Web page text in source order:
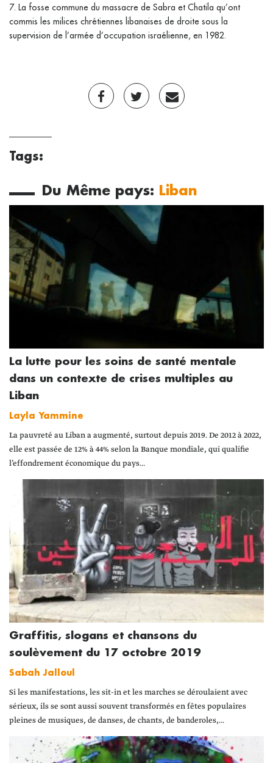
7. La fosse commune du massacre de Sabra et Chatila qu’ont
commis les milices chrétiennes libanaises de droite sous la
supervision de l’armée d’occupation israélienne, en 1982.
Tags:
Du Même pays: Liban
La lutte pour les soins de santé mentale
dans un contexte de crises multiples au
Liban
Layla Yammine
La pauvreté au Liban a augmenté, surtout depuis 2019. De 2012 à 2022,
elle est passée de 12% à 44% selon la Banque mondiale, qui qualifie
l’effondrement économique du pays...
Graffitis, slogans et chansons du
soulèvement du 17 octobre 2019
Sabah Jalloul
Si les manifestations, les sit-in et les marches se déroulaient avec
sérieux, ils se sont aussi souvent transformés en fêtes populaires
pleines de musiques, de danses, de chants, de banderoles,...